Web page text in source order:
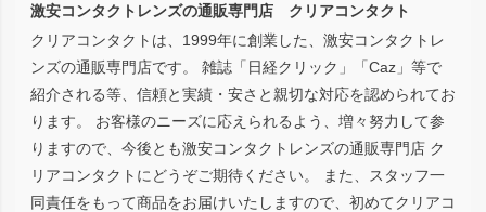
激安コンタクトレンズの通販専門店 クリアコンタクト
クリアコンタクトは、1999年に創業した、激安コンタクトレ
ンズの通販専門店です。 雑誌「日経クリック」「Caz」等で
紹介される等、信頼と実績・安さと親切な対応を認められてお
ります。 お客様のニーズに応えられるよう、増々努力して参
りますので、今後とも激安コンタクトレンズの通販専門店 ク
リアコンタクトにどうぞご期待ください。 また、スタッフ一
同責任をもって商品をお届けいたしますので、初めてクリアコ